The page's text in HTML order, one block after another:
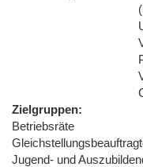
Zielgruppen
Betriebsräte
Jugend- und